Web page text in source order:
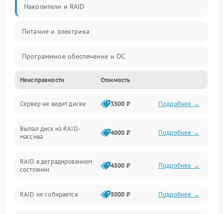
Накопители и RAID
Питание и электрика
Программное обеспечение и ОС
Охлаждение и температура
Материнская плата и процессор
Сеть и коммуникации
Неисправности Стоимость
Сервер не видит диски 3500 ₽ Подробнее →
Выпал диск из RAID-
массива
4000 ₽ Подробнее →
RAID в деградированном
состоянии
4500 ₽ Подробнее →
RAID не собирается 5000 ₽ Подробнее →